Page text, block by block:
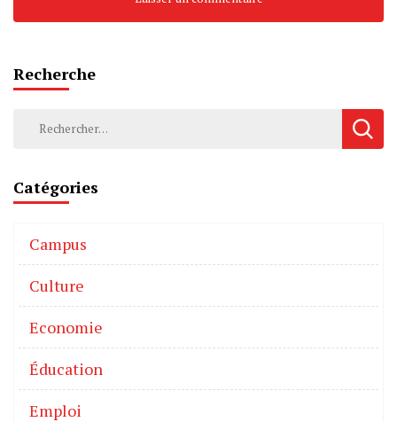
Recherche
Catégories
Campus
Culture
Economie
Éducation
Emploi